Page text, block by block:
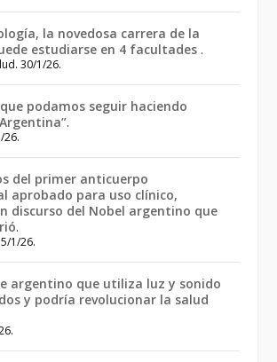
la novedosa carrera de la
estudiarse en 4 facultades .
30/1/26.
que podamos seguir haciendo
.
26.
del primer anticuerpo
aprobado para uso clínico,
discurso del Nobel argentino que
.
1/26.
argentino que utiliza luz y sonido
y podría revolucionar la salud